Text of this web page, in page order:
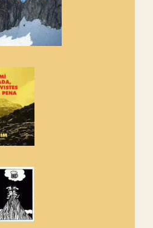
signen el
favor dels Camins
al manifest!
diploma dels
Aniol d'Aguja
estem implicats
del refugi i